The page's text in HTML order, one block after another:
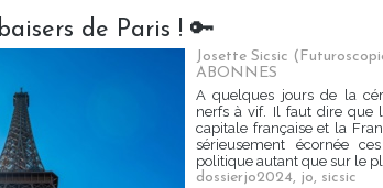
de Paris ! 🔑
Josette Sicsic
ABONNES
A quelques jours de la
nerfs à vif. Il faut dire que
capitale française et la
sérieusement écornée
politique autant que sur le
dossierjo2024, jo, sicsic